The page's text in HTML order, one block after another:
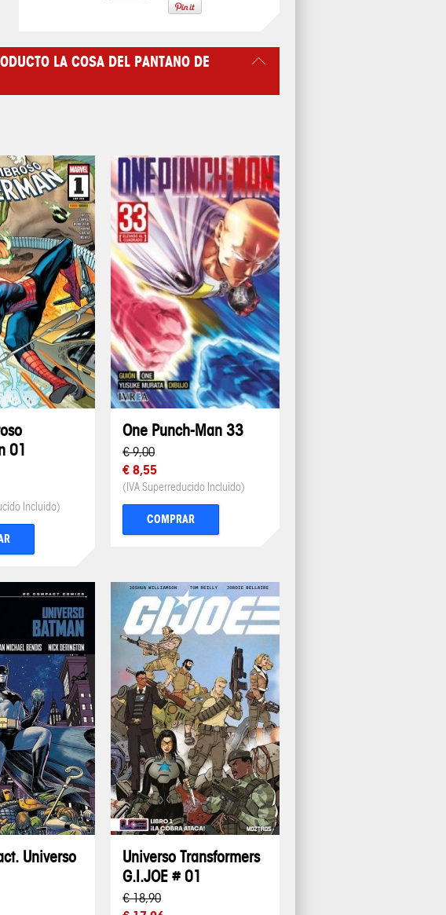
LA COSA DEL PANTANO DE
01
Incluido)
One Punch-Man 33
€ 9,00
€ 8,55
(IVA Superreducido Incluido)
COMPRAR
Universo
Universo Transformers
G.I.JOE # 01
€ 18,90